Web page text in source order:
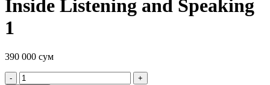
Inside Listening and Speaking
1
390 000 сум
Quantity